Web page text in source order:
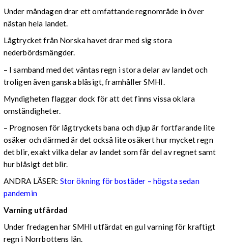
Under måndagen drar ett omfattande regnområde in över
nästan hela landet.
Lågtrycket från Norska havet drar med sig stora
nederbördsmängder.
– I samband med det väntas regn i stora delar av landet och
troligen även ganska blåsigt, framhåller SMHI.
Myndigheten flaggar dock för att det finns vissa oklara
omständigheter.
– Prognosen för lågtryckets bana och djup är fortfarande lite
osäker och därmed är det också lite osäkert hur mycket regn
det blir, exakt vilka delar av landet som får del av regnet samt
hur blåsigt det blir.
ANDRA LÄSER: Stor ökning för bostäder – högsta sedan
pandemin
Varning utfärdad
Under fredagen har SMHI utfärdat en gul varning för kraftigt
regn i Norrbottens län.